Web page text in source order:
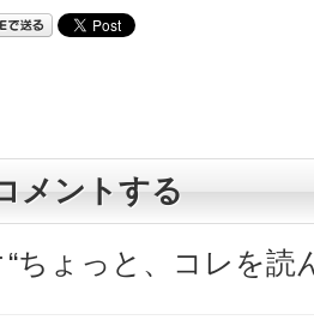
メントする
ちょっと、コレを読